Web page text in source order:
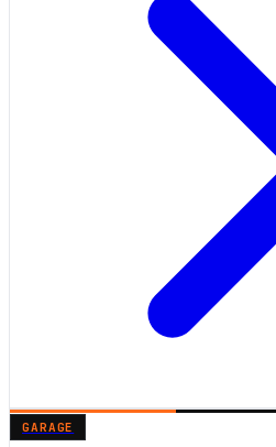
GARAGE